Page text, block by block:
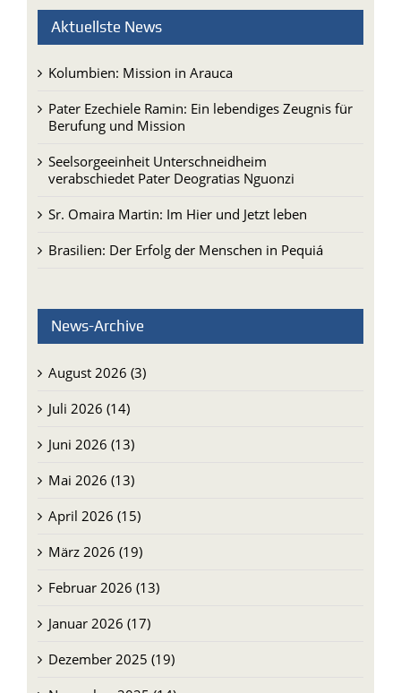
Aktuellste News
Kolumbien: Mission in Arauca
Pater Ezechiele Ramin: Ein lebendiges Zeugnis für
Berufung und Mission
Seelsorgeeinheit Unterschneidheim
verabschiedet Pater Deogratias Nguonzi
Sr. Omaira Martin: Im Hier und Jetzt leben
Brasilien: Der Erfolg der Menschen in Pequiá
News-Archive
August 2026 (3)
Juli 2026 (14)
Juni 2026 (13)
Mai 2026 (13)
April 2026 (15)
März 2026 (19)
Februar 2026 (13)
Januar 2026 (17)
Dezember 2025 (19)